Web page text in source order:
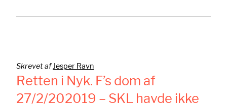
Skrevet af Jesper Ravn
Retten i Nyk. F’s dom af
27/2/202019 – SKL havde ikke